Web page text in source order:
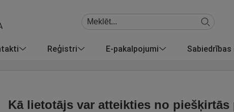
Reģistri E-pakalpojumi
Kā lietotājs var atteikties no piešķirtās